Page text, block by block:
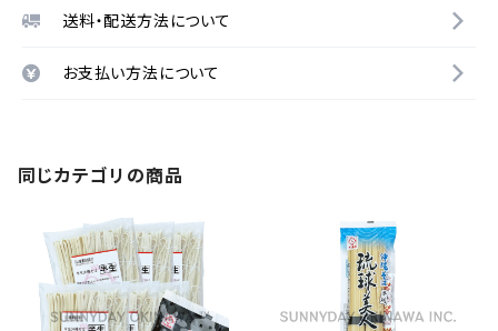
送料・配送方法について
お支払い方法について
同じカテゴリの商品